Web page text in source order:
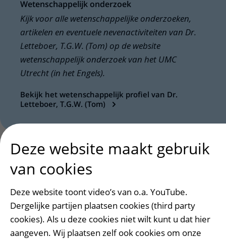
Wetenschappelijk onderzoek
Kijk voor alle wetenschappelijke onderzoeken,
artikelen en eventuele nevenactiviteiten van Dr.
Letteboer, T.G.W. (Tom) op de website
wetenschappelijk onderzoek van het UMC
Utrecht (in het Engels).
Bekijk het wetenschappelijk profiel van Dr.
Letteboer, T.G.W. (Tom)
Aandachtsgebiedenuitklapper, klik
Heeft deze informatie u geholpen?
Ja
Nee
Deze website maakt gebruik
van cookies
Deze website toont video’s van o.a. YouTube.
Dergelijke partijen plaatsen cookies (third party
cookies). Als u deze cookies niet wilt kunt u dat hier
aangeven. Wij plaatsen zelf ook cookies om onze